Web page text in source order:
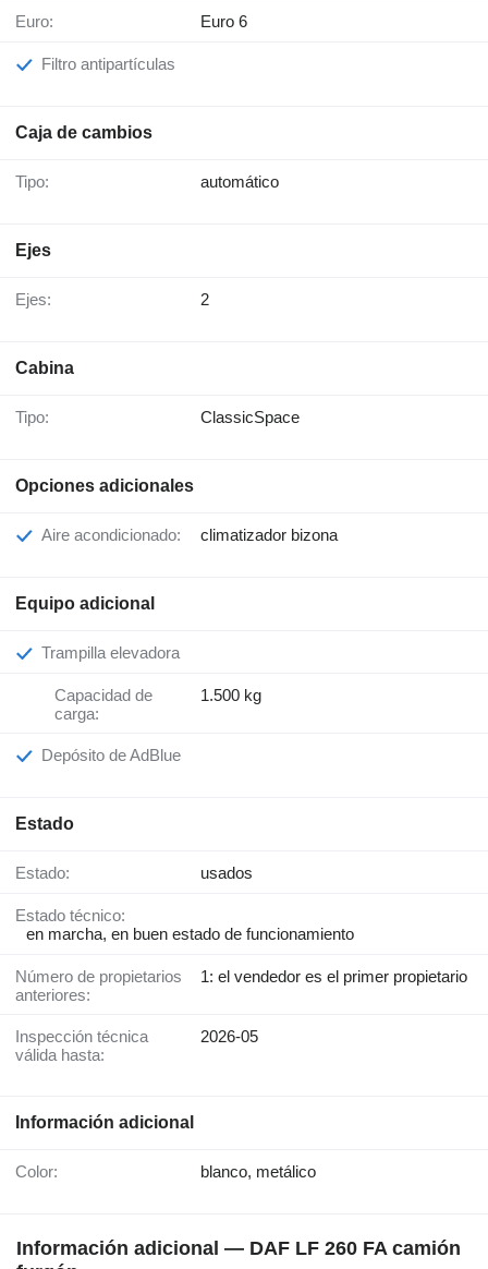
Euro: Euro 6
Filtro antipartículas
Caja de cambios
Tipo: automático
Ejes
Ejes: 2
Cabina
Tipo: ClassicSpace
Opciones adicionales
Aire acondicionado: climatizador bizona
Equipo adicional
Trampilla elevadora
Capacidad de
carga:
1.500 kg
Depósito de AdBlue
Estado
Estado: usados
Estado técnico:
en marcha, en buen estado de funcionamiento
Número de propietarios
anteriores:
1: el vendedor es el primer propietario
Inspección técnica
válida hasta:
2026-05
Información adicional
Color: blanco, metálico
Información adicional — DAF LF 260 FA camión